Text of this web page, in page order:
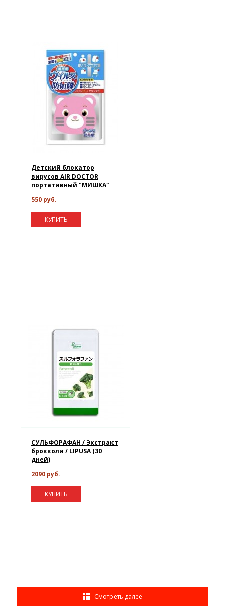
Детский блокатор
вирусов AIR DOCTOR
портативный "МИШКА"
550 руб.
КУПИТЬ
СУЛЬФОРАФАН / Экстракт
брокколи / LIPUSA (30
дней)
2090 руб.
КУПИТЬ
Смотреть далее